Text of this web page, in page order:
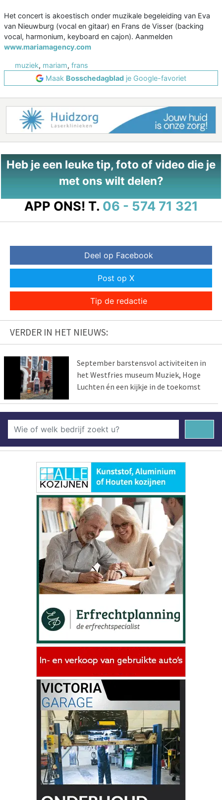
Het concert is akoestisch onder muzikale begeleiding van Eva
van Nieuwburg (vocal en gitaar) en Frans de Visser (backing
vocal, harmonium, keyboard en cajon). Aanmelden
www.mariamagency.com
muziek, mariam, frans
Maak Bosschedagblad je Google-favoriet
Heb je een leuke tip, foto of video die je
met ons wilt delen?
APP ONS! T. 06 - 574 71 321
Deel op Facebook
Post op X
Tip de redactie
VERDER IN HET NIEUWS:
September barstensvol activiteiten in
het Westfries museum Muziek, Hoge
Luchten én een kijkje in de toekomst